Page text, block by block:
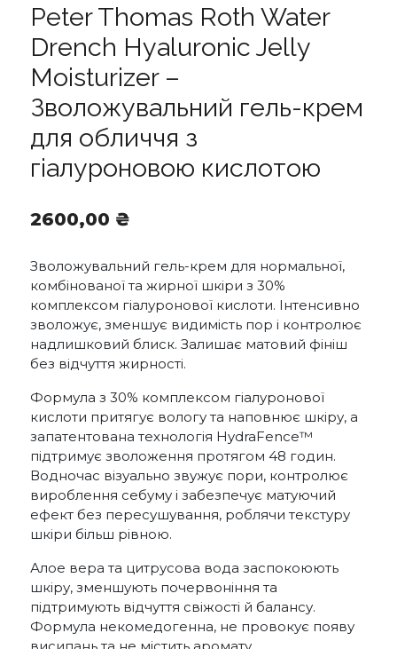
Peter Thomas Roth Water
Drench Hyaluronic Jelly
Moisturizer –
Зволожувальний гель-крем
для обличчя з
гіалуроновою кислотою
2600,00 ₴
Зволожувальний гель-крем для нормальної,
комбінованої та жирної шкіри з 30%
комплексом гіалуронової кислоти. Інтенсивно
зволожує, зменшує видимість пор і контролює
надлишковий блиск. Залишає матовий фініш
без відчуття жирності.
Формула з 30% комплексом гіалуронової
кислоти притягує вологу та наповнює шкіру, а
запатентована технологія HydraFence™
підтримує зволоження протягом 48 годин.
Водночас візуально звужує пори, контролює
вироблення себуму і забезпечує матуючий
ефект без пересушування, роблячи текстуру
шкіри більш рівною.
Алое вера та цитрусова вода заспокоюють
шкіру, зменшують почервоніння та
підтримують відчуття свіжості й балансу.
Формула некомедогенна, не провокує появу